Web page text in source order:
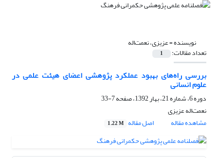
نویسنده =عزیزی، نعمت‌اله
تعداد مقالات: 1
بررسی راه‌های بهبود عملکرد پژوهشی اعضای هیئت علمی در
علوم انسانی
دوره 6، شماره 21، بهار 1392، صفحه
7-33
نعمت‌اله عزیزی
مشاهده مقاله
اصل مقاله 1.22 M